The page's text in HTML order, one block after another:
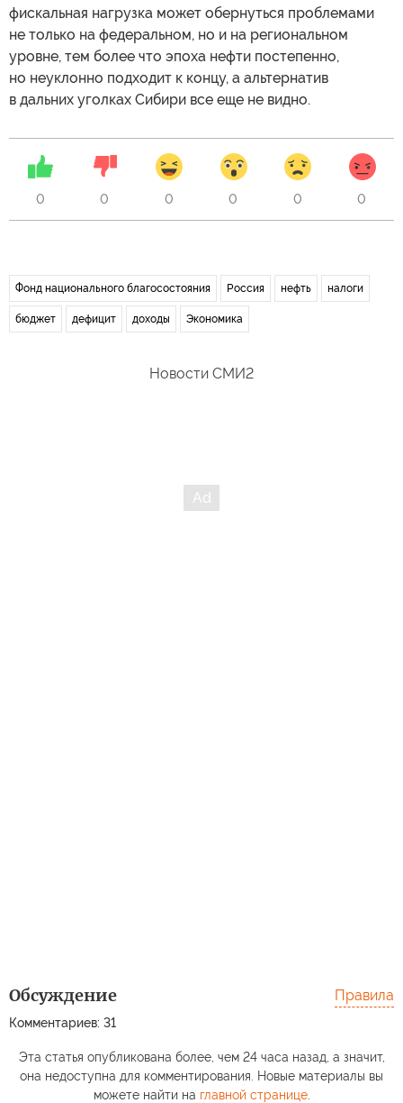
фискальная нагрузка может обернуться проблемами
не только на федеральном, но и на региональном
уровне, тем более что эпоха нефти постепенно,
но неуклонно подходит к концу, а альтернатив
в дальних уголках Сибири все еще не видно.
0 0 0 0 0 0
Фонд национального благосостояния Россия нефть налоги
бюджет дефицит доходы Экономика
Новости СМИ2
Обсуждение
Комментариев: 31
Правила
Эта статья опубликована более, чем 24 часа назад, а значит,
она недоступна для комментирования. Новые материалы вы
можете найти на главной странице.